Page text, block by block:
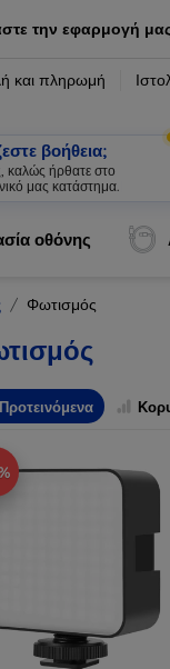
την εφαρμογή
και πληρωμή
βοήθεια;
καλώς ήρθατε στο
μας κατάστημα.
οθόνης
Φωτισμός
Προτεινόμενα